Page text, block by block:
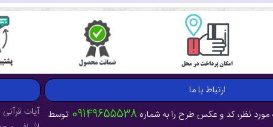
ارتباط با ما
نظر، کد و عکس طرح را به شماره 09149655538 توسط
آیات